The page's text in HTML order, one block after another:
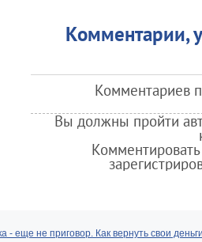
Комментарии,
Комментариев
Вы должны пройти
- еще не приговор. Как вернуть свои